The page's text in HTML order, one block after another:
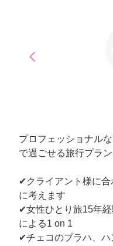
arrow_back_iosPrevious
プロフェッショナル
で過ごせる旅行プラ
✔︎クライアント様に
に考えます
✔︎女性ひとり旅15年
による1 on 1
✔︎チェコのプラハ、